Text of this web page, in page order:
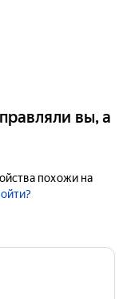
вы, а
похожи на